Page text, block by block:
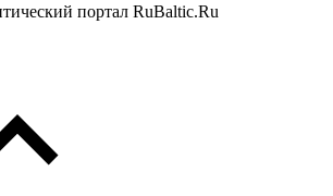
портал RuBaltic.Ru